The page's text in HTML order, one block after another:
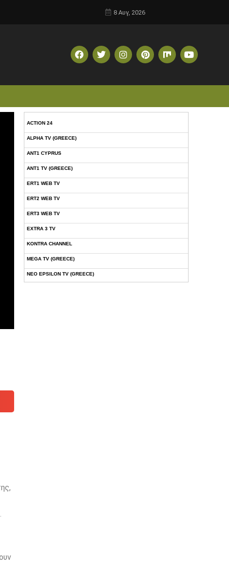
8 Αυγ, 2026
ACTION 24
ALPHA TV (GREECE)
ANT1 CYPRUS
ANT1 TV (GREECE)
ERT1 WEB TV
ERT2 WEB TV
ERT3 WEB TV
EXTRA 3 TV
KONTRA CHANNEL
MEGA TV (GREECE)
NEO EPSILON TV (GREECE)